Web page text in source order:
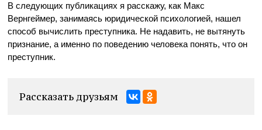
В следующих публикациях я расскажу, как Макс
Вернгеймер, занимаясь юридической психологией, нашел
способ вычислить преступника. Не надавить, не вытянуть
признание, а именно по поведению человека понять, что он
преступник.
Рассказать друзьям